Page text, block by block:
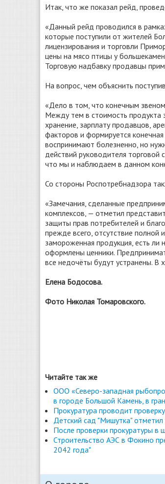
Итак, что же показал рейд,
«Данный рейд проводился в
которые поступили от жителей
лицензирования и торговли
цены на мясо птицы у
Торговую надбавку продавцы
На вопрос, чем объяснить
«Дело в том, что конечным
Между тем в стоимость продукта
хранение, зарплату продавцов,
факторов и формируется
воспринимают болезненно, но
действий руководителя
что мы и наблюдаем в данном
Со стороны Роспотребнадзора
«Замечания, сделанные
комплексов, — отметил
защиты прав потребителей и
прежде всего, отсутствие
замороженная продукция, есть ли
оформлены ценники.
все недочёты будут устранены.
Елена Бодосова.
Фото Николая Томаровского.
Читайте так же
ООО «Северо-западная
в городе Большой Камень, в
Прокуратура проводит
Детский сад "Мишутка"
После проверки прокуратуры
Строительство АЭС в Фокино
2042 года"